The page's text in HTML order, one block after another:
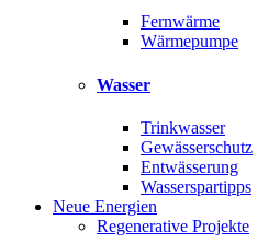
Fernwärme
Wärmepumpe
Wasser
Trinkwasser
Gewässerschutz
Entwässerung
Wasserspartipps
Neue Energien
Regenerative Projekte